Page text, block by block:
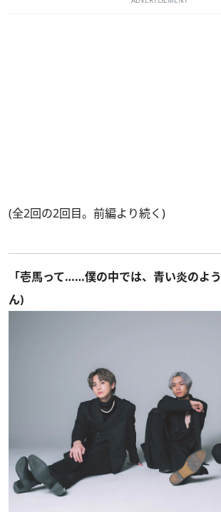
(全2回の2回目。 前編より続く)
「壱馬って……僕の中では、青い炎のよ
ん)